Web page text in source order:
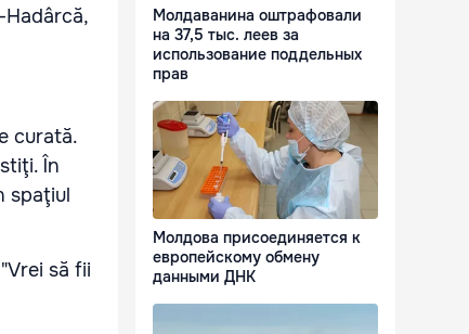
curată.
În
spaţiul
să fii
Молдаванина оштрафовали
на 37,5 тыс. леев за
использование поддельных
прав
Молдова присоединяется к
европейскому обмену
данными ДНК